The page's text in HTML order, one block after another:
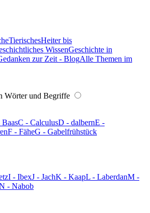
TierischesHeiter bis
WissenGeschichte in
zur Zeit - BlogAlle Themen im
Wörter und Begriffe
C - CalculusD - dalbernE -
F - FäheG - Gabelfrühstück
I - IbexJ - JachK - KaapL - LaberdanM -
- Nabob